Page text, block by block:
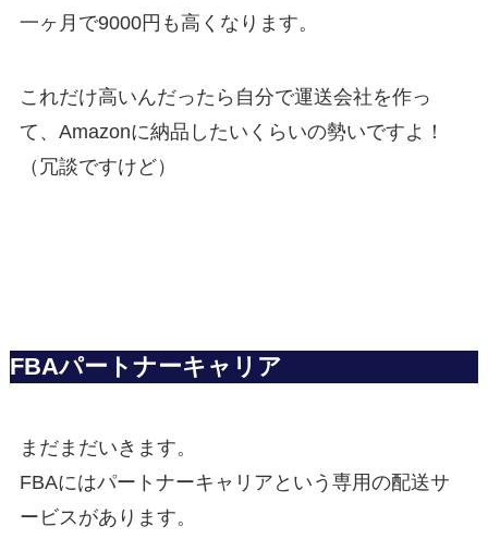
一ヶ月で9000円も高くなります。
これだけ高いんだったら自分で運送会社を作っ
て、Amazonに納品したいくらいの勢いですよ！
（冗談ですけど）
FBAパートナーキャリア
まだまだいきます。
FBAにはパートナーキャリアという専用の配送サ
ービスがあります。